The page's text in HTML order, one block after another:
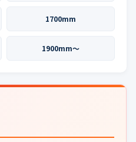
1700mm
1900mm〜